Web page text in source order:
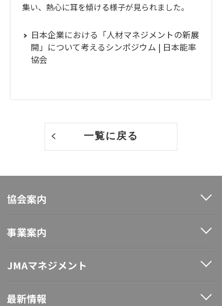
集い、熱心に耳を傾ける様子が見られました。
日本企業における「人材マネジメントの新展
開」について考えるシンポジウム | 日本能率
協会
一覧に戻る
協会案内
事業案内
JMAマネジメント
最新情報